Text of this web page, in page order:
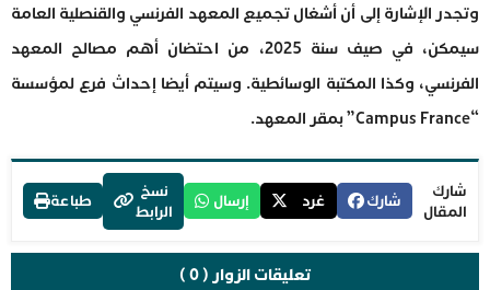
وتجدر الإشارة إلى أن أشغال تجميع المعهد الفرنسي والقنصلية العامة
سيمكن، في صيف سنة 2025، من احتضان أهم مصالح المعهد
الفرنسي، وكذا المكتبة الوسائطية. وسيتم أيضا إحداث فرع لمؤسسة
“Campus France” بمقر المعهد.
شارك
المقال
شارك غرد إرسال
نسخ
الرابط
طباعة
تعليقات الزوار ( 0 )